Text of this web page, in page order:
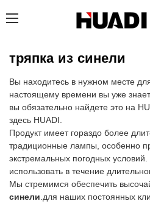
тряпка из синели
Вы находитесь в нужном месте
настоящему времени вы уже
вы обязательно найдете это на
здесь HUADI.
Продукт имеет гораздо более
традиционные лампы, особенно
экстремальных погодных
использовать в течение
Мы стремимся обеспечить
синели.для наших постоянных